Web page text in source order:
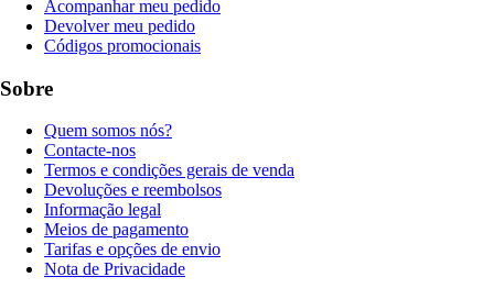
Acompanhar meu pedido
Devolver meu pedido
Códigos promocionais
Sobre
Quem somos nós?
Contacte-nos
Termos e condições gerais de venda
Devoluções e reembolsos
Informação legal
Meios de pagamento
Tarifas e opções de envio
Nota de Privacidade